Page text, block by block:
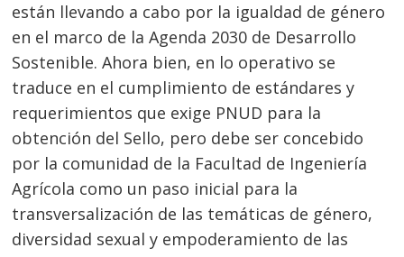
están llevando a cabo por la igualdad de género
en el marco de la Agenda 2030 de Desarrollo
Sostenible. Ahora bien, en lo operativo se
traduce en el cumplimiento de estándares y
requerimientos que exige PNUD para la
obtención del Sello, pero debe ser concebido
por la comunidad de la Facultad de Ingeniería
Agrícola como un paso inicial para la
transversalización de las temáticas de género,
diversidad sexual y empoderamiento de las